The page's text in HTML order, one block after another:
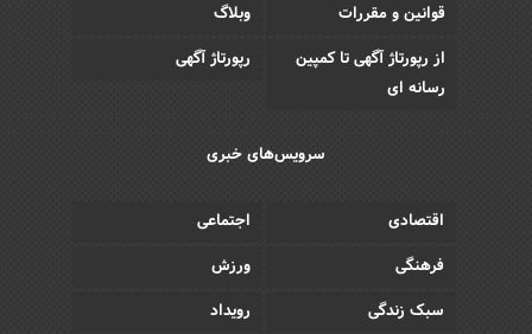
قوانین و مقررات
وبلاگ
از رپورتاژ آگهی تا کمپین
رسانه ای
رپورتاژ آگهی
سرویس‌های خبری
اقتصادی
اجتماعی
فرهنگی
ورزش
سبک زندگی
رویداد